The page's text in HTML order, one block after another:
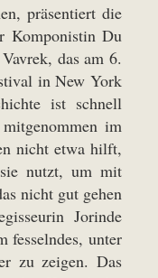
präsentiert die
Komponistin Du
das am 6.
in New York
ist schnell
im
nicht etwa hilft,
nutzt, um mit
nicht gut gehen
Jorinde
fesselndes, unter
zu zeigen. Das